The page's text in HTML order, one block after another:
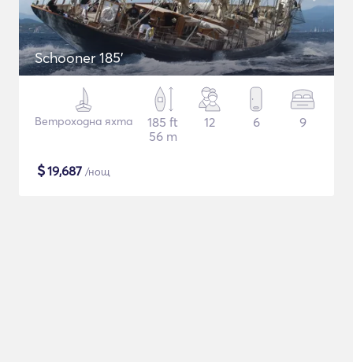
Schooner 185'
Ветроходна яхта
185 ft
56 m
12 6 9
$19,687 /нощ